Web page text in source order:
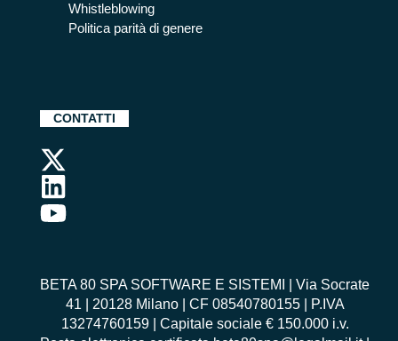
Whistleblowing
Politica parità di genere
CONTATTI
BETA 80 SPA SOFTWARE E SISTEMI | Via Socrate
41 | 20128 Milano | CF 08540780155 | P.IVA
13274760159 | Capitale sociale € 150.000 i.v.